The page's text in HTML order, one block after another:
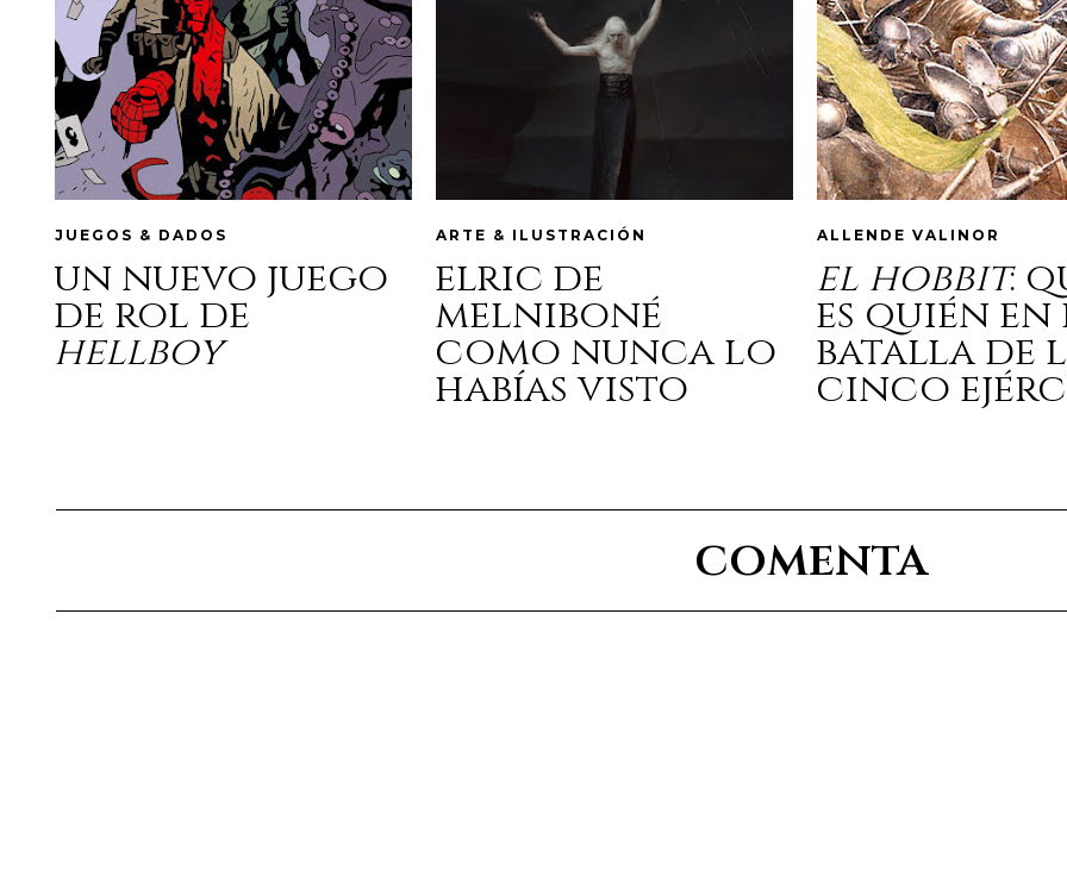
JUEGOS & DADOS
un nuevo juego
de rol de
hellboy
ARTE & ILUSTRACIÓN
elric de
melniboné
como nunca lo
habías visto
ALLENDE VALINOR
el hobbit:
es quién
batalla de
cinco
comenta